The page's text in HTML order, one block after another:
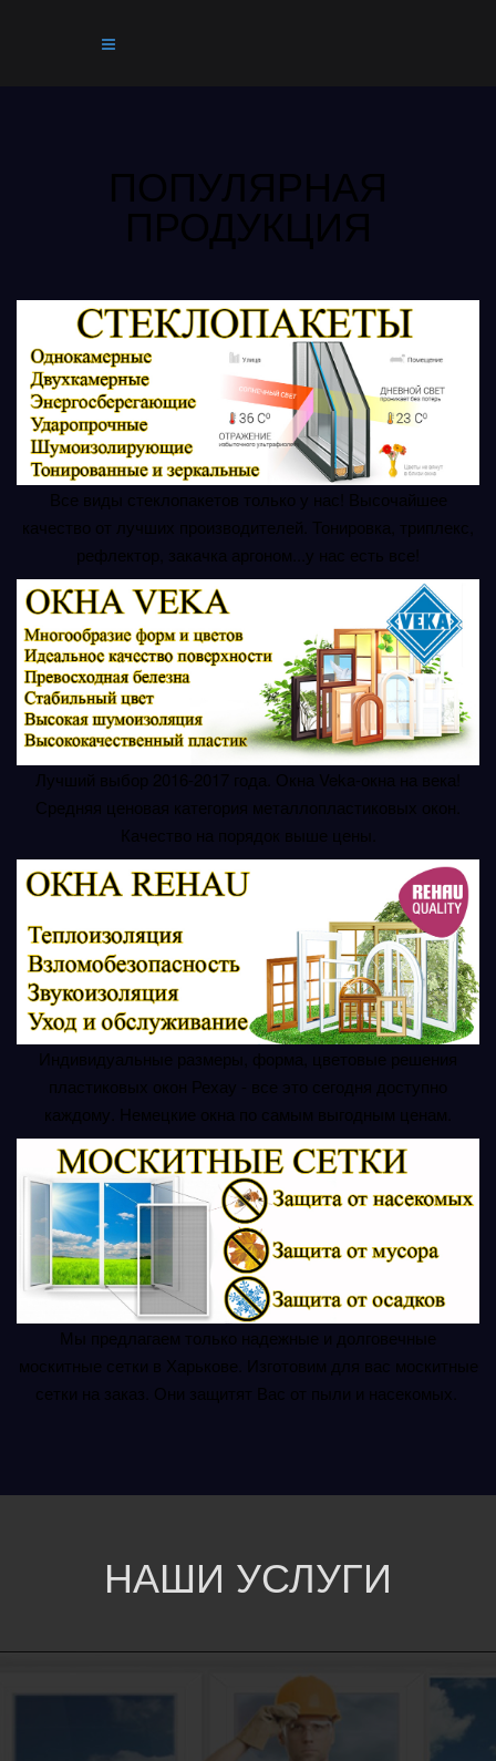
ПОПУЛЯРНАЯ
ПРОДУКЦИЯ
Все виды стеклопакетов только у нас! Высочайшее
качество от лучших производителей. Тонировка, триплекс,
рефлектор, закачка аргоном...у нас есть все!
Лучший выбор 2016-2017 года. Окна Veka-окна на века!
Средняя ценовая категория металлопластиковых окон.
Качество на порядок выше цены.
Индивидуальные размеры, форма, цветовые решения
пластиковых окон Рехау - все это сегодня доступно
каждому. Немецкие окна по самым выгодным ценам.
Мы предлагаем только надежные и долговечные
москитные сетки в Харькове. Изготовим для вас москитные
сетки на заказ. Они защитят Вас от пыли и насекомых.
НАШИ УСЛУГИ